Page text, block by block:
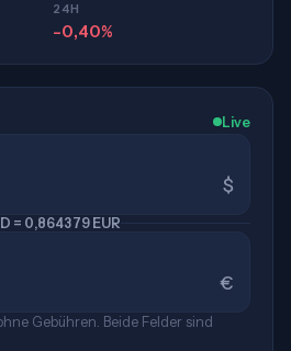
24H
-0,40%
Live
$
= 0,864379 EUR
€
Gebühren. Beide Felder sind